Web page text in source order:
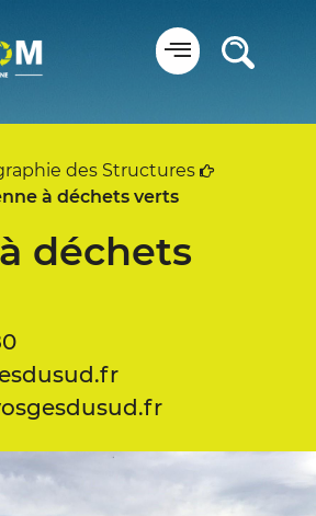
des Structures
à déchets verts
déchets